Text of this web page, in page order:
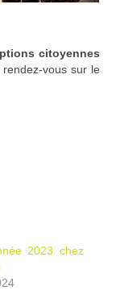
citoyennes
, rendez-vous sur le
2023 chez